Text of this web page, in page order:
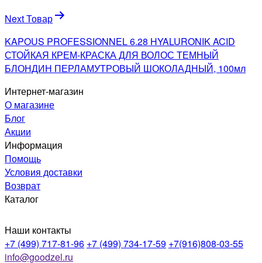
Next Товар
KAPOUS PROFESSIONNEL 6.28 HYALURONIK ACID
СТОЙКАЯ КРЕМ-КРАСКА ДЛЯ ВОЛОС ТЕМНЫЙ
БЛОНДИН ПЕРЛАМУТРОВЫЙ ШОКОЛАДНЫЙ, 100мл
Интернет-магазин
О магазине
Блог
Акции
Информация
Помощь
Условия доставки
Возврат
Каталог
Наши контакты
+7 (499) 717-81-96 +7 (499) 734-17-59 +7(916)808-03-55
info@goodzel.ru